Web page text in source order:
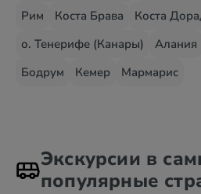
Рим
Коста Брава Коста
о. Тенерифе (Канары)
Алания
Бодрум
Кемер Мармарис
Экскурсии в
популярные